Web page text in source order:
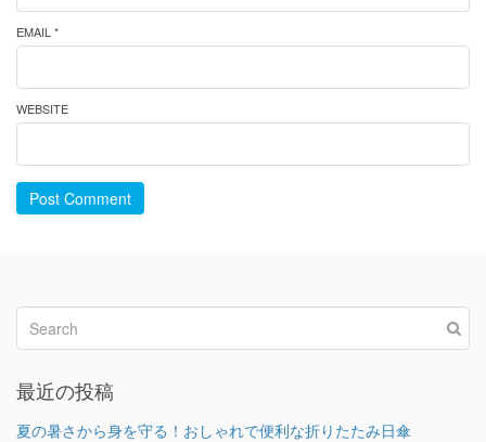
EMAIL *
WEBSITE
Post Comment
最近の投稿
夏の暑さから身を守る！おしゃれで便利な折りたたみ日傘